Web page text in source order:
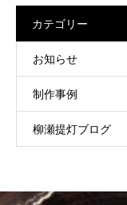
カテゴリー
お知らせ
制作事例
柳瀬提灯ブログ